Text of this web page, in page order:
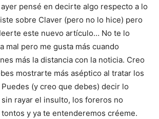
pensé en decirte algo respecto a lo
sobre Claver (pero no lo hice) pero
este nuevo artículo… No te lo
mal pero me gusta más cuando
más la distancia con la noticia. Creo
mostrarte más aséptico al tratar los
(y creo que debes) decir lo
sin rayar el insulto, los foreros no
tontos y ya te entenderemos créeme.